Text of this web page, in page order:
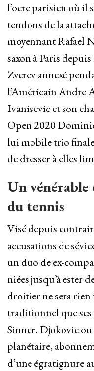
l’ocre parisien où il
tendons de la
moyennant Rafael
saxon à Paris
Zverev annexé
l’Américain Andre
Ivanisevic et son
Open 2020
lui mobile trio
de dresser à elles
Un
du tennis
Visé depuis
accusations de
un duo de ex-
niées jusqu’à ester
droitier ne sera rien
traditionnel que
Sinner, Djokovic
planétaire,
d’une égratignure